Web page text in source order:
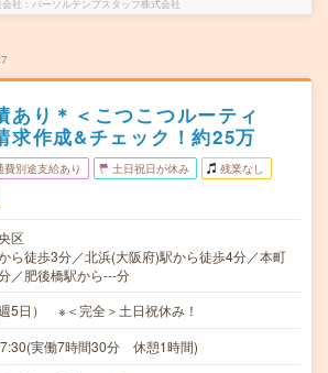
社 パーソルテンプスタッフ株式会社
あり＊＜こつこつルーティ
求作成&チェック！約25万
費別途支給あり 土日祝日が休み 残業なし
区
ら徒歩3分／北浜(大阪府)駅から徒歩4分／本町
／肥後橋駅から---分
5日） ※＜完全＞土日祝休み！
実働7時間30分 休憩1時間)